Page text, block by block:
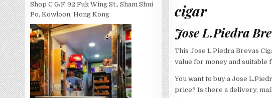
Shop C G/F, 92 Fuk Wing St., Sham Shui
Po, Kowloon, Hong Kong
cigar
Jose L.Piedra
This Jose L.Piedra Brevas
value for money and suitable
You want to buy a Jose
price? Is there a delivery,